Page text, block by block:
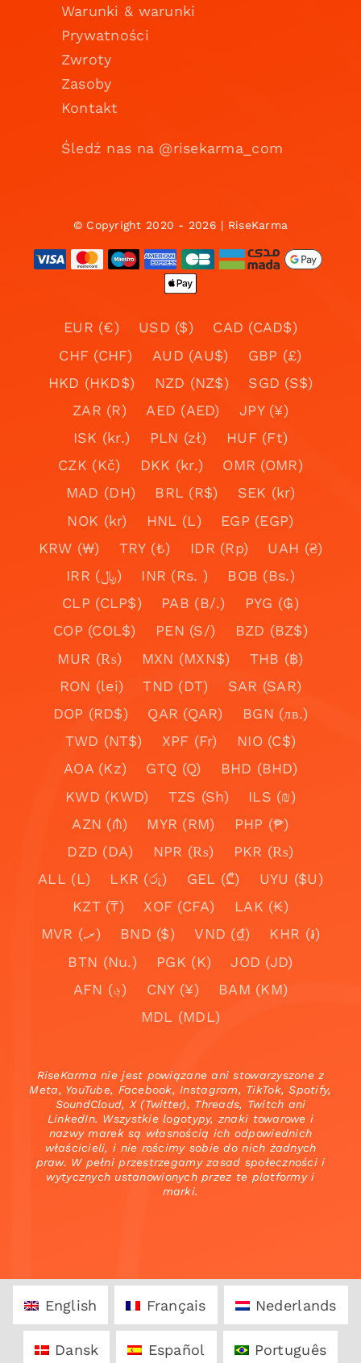
Warunki & warunki
Prywatności
Zwroty
Zasoby
Kontakt
Śledź nas na @risekarma_com
© Copyright 2020 - 2026 | RiseKarma
EUR (€) USD ($)
CAD (CAD$)
CHF (CHF)
AUD (AU$)
GBP (£)
HKD (HKD$)
NZD (NZ$)
SGD (S$)
ZAR (R)
AED (AED)
JPY (¥)
ISK (kr.)
PLN (zł)
HUF (Ft)
CZK (Kč)
DKK (kr.)
OMR (OMR)
MAD (DH)
BRL (R$)
SEK (kr)
NOK (kr)
HNL (L)
EGP (EGP)
KRW (₩)
TRY (₺) IDR (Rp)
UAH (₴)
IRR (﷼)
INR (Rs. )
BOB (Bs.)
CLP (CLP$)
PAB (B/.)
PYG (₲)
COP (COL$)
PEN (S/)
BZD (BZ$)
MUR (₨)
MXN (MXN$)
THB (฿)
RON (lei)
TND (DT)
SAR (SAR)
DOP (RD$)
QAR (QAR)
BGN (лв.)
TWD (NT$)
XPF (Fr)
NIO (C$)
AOA (Kz)
GTQ (Q)
BHD (BHD)
KWD (KWD)
TZS (Sh)
ILS (₪)
AZN (₼)
MYR (RM)
PHP (₱)
DZD (DA)
NPR (₨)
PKR (₨)
ALL (L)
LKR (රු) GEL (₾)
UYU ($U)
KZT (₸)
XOF (CFA)
LAK (₭)
MVR (.ރ)
BND ($) VND (₫)
KHR (៛)
BTN (Nu.)
PGK (K)
JOD (JD)
AFN (؋)
CNY (¥)
BAM (KM)
MDL (MDL)
RiseKarma nie jest powiązane ani stowarzyszone z
Meta, YouTube, Facebook, Instagram, TikTok, Spotify,
SoundCloud, X (Twitter), Threads, Twitch ani
LinkedIn. Wszystkie logotypy, znaki towarowe i
nazwy marek są własnością ich odpowiednich
właścicieli, i nie rościmy sobie do nich żadnych
praw. W pełni przestrzegamy zasad społeczności i
wytycznych ustanowionych przez te platformy i
marki.
English Français Nederlands
Dansk Español Português